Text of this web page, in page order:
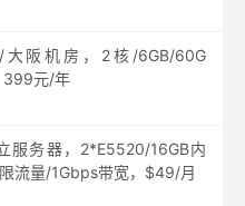
大阪机房，2核/6GB/60G
399元/年
服务器，2*E5520/16GB内
流量/1Gbps带宽，$49/月